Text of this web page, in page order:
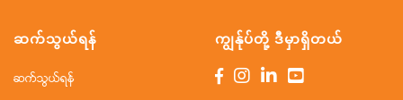
ဆက်သွယ်ရန်
ဆက်သွယ်ရန်
ကျွန်ုပ်တို့ ဒီမှာရှိတယ်